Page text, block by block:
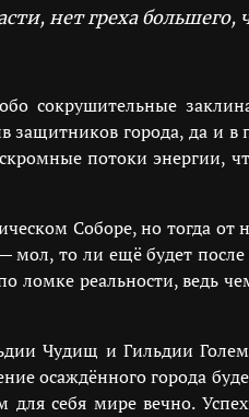
нет греха
сокрушительные
защитников города, да и
потоки энергии,
Соборе, но тогда от
мол, то ли ещё будет
ломке реальности,
Чудищ и Гильдии
осаждённого города
себя мире вечно.